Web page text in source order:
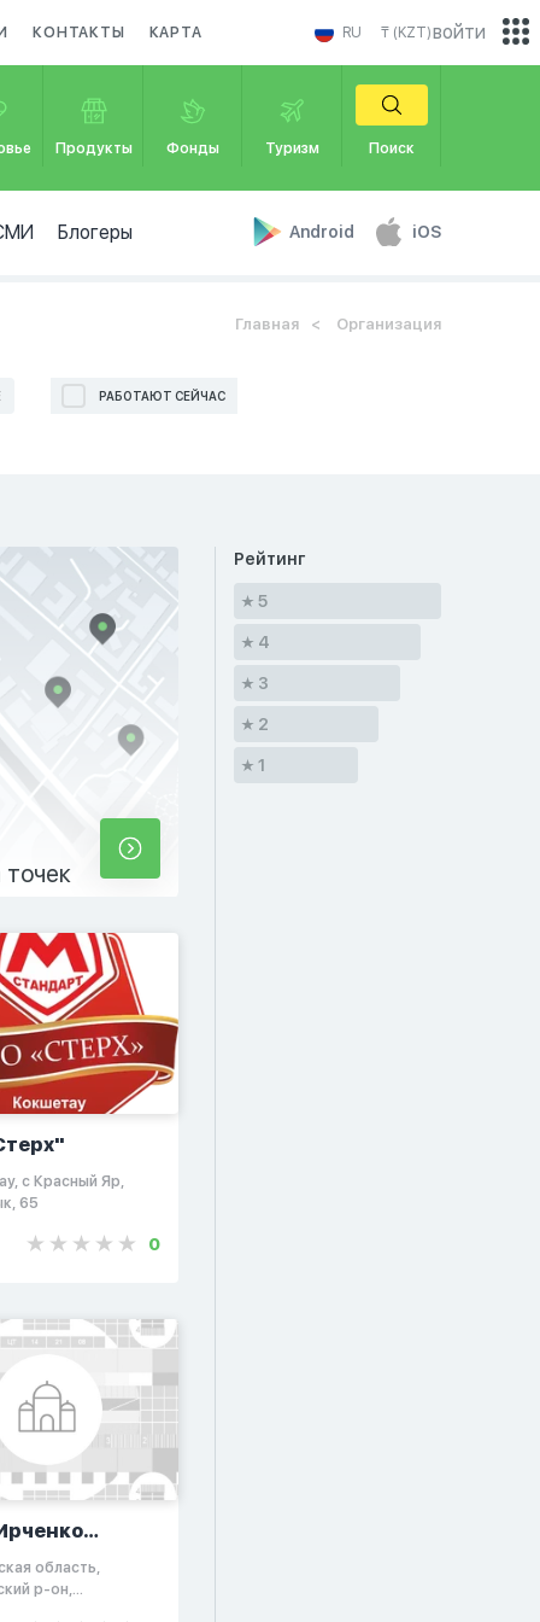
КОНТАКТЫ КАРТА RU ₸ (KZT)
Продукты Фонды Туризм Поиск
Блогеры Android iOS
войти
Главная Организация
РАБОТАЮТ СЕЙЧАС
точек
с Красный Яр,
65
0
область,
р-он,
Рейтинг
5
4
3
2
1